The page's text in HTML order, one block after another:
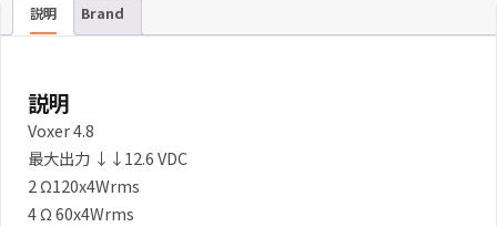
説明 Brand
説明
Voxer 4.8
最大出力 ↓↓12.6 VDC
2 Ω120x4Wrms
4 Ω 60x4Wrms